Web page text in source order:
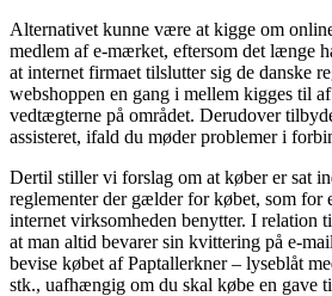
Alternativet kunne være at kigge om
medlem af e-mærket, eftersom det længe
at internet firmaet tilslutter sig de danske
webshoppen en gang i mellem kigges til
vedtægterne på området. Derudover
assisteret, ifald du møder problemer i
Dertil stiller vi forslag om at køber er sat
reglementer der gælder for købet, som for
internet virksomheden benytter. I relation
at man altid bevarer sin kvittering på e-
bevise købet af Paptallerkner – lyseblåt
stk., uafhængig om du skal købe en gave